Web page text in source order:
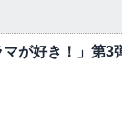
が好き！」第